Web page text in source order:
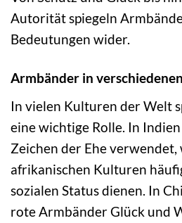
Autorität spiegeln
Bedeutungen wider.
Armbänder in
In vielen Kulturen der Welt
eine wichtige Rolle. In
Zeichen der Ehe verwendet,
afrikanischen Kulturen
sozialen Status dienen. In
rote Armbänder Glück und